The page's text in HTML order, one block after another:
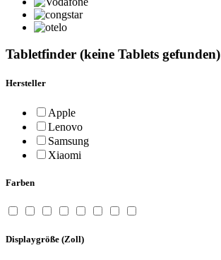
Tabletfinder (keine Tablets gefunden)
Hersteller
Apple
Lenovo
Samsung
Xiaomi
Farben
Displaygröße (Zoll)